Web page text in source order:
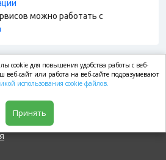
можно работать с
cookie для повышения удобства работы с веб-
веб-сайт или работа на веб-сайте подразумевают
использования cookie файлов.
Принять